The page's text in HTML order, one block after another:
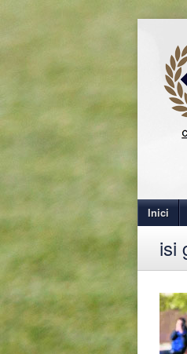
Inici
isi